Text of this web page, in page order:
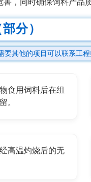
分）
要其他的项目可以联系工程
食用饲料后在组
。
高温灼烧后的无